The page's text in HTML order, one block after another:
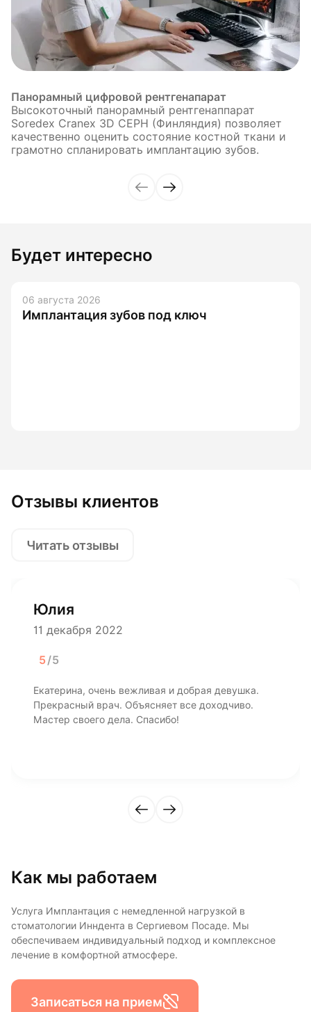
Панорамный цифровой рентгенапарат
Высокоточный панорамный рентгенаппарат
Soredex Cranex 3D CEPH (Финляндия) позволяет
качественно оценить состояние костной ткани и
грамотно спланировать имплантацию зубов.
Будет интересно
06 августа 2026
Имплантация зубов под ключ
Отзывы клиентов
Читать отзывы
Юлия
11 декабря 2022
5/5
Екатерина, очень вежливая и добрая девушка.
Прекрасный врач. Объясняет все доходчиво.
Мастер своего дела. Спасибо!
Как мы работаем
Услуга Имплантация с немедленной нагрузкой в
стоматологии Инндента в Сергиевом Посаде. Мы
обеспечиваем индивидуальный подход и комплексное
лечение в комфортной атмосфере.
Записаться на прием